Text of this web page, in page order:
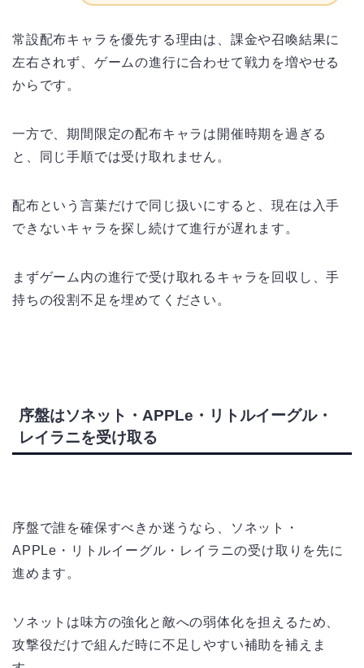
常設配布キャラを優先する理由は、課金や召喚結果に
左右されず、ゲームの進行に合わせて戦力を増やせる
からです。
一方で、期間限定の配布キャラは開催時期を過ぎる
と、同じ手順では受け取れません。
配布という言葉だけで同じ扱いにすると、現在は入手
できないキャラを探し続けて進行が遅れます。
まずゲーム内の進行で受け取れるキャラを回収し、手
持ちの役割不足を埋めてください。
序盤はソネット・APPLe・リトルイーグル・
レイラニを受け取る
序盤で誰を確保すべきか迷うなら、ソネット・
APPLe・リトルイーグル・レイラニの受け取りを先に
進めます。
ソネットは味方の強化と敵への弱体化を担えるため、
攻撃役だけで組んだ時に不足しやすい補助を補えま